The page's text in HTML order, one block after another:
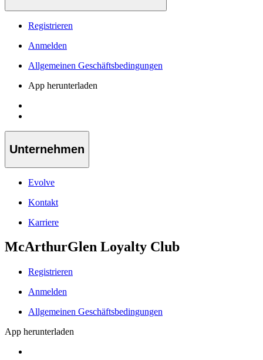
Registrieren
Anmelden
Allgemeinen Geschäftsbedingungen
App herunterladen
Unternehmen
Evolve
Kontakt
Karriere
McArthurGlen Loyalty Club
Registrieren
Anmelden
Allgemeinen Geschäftsbedingungen
App herunterladen